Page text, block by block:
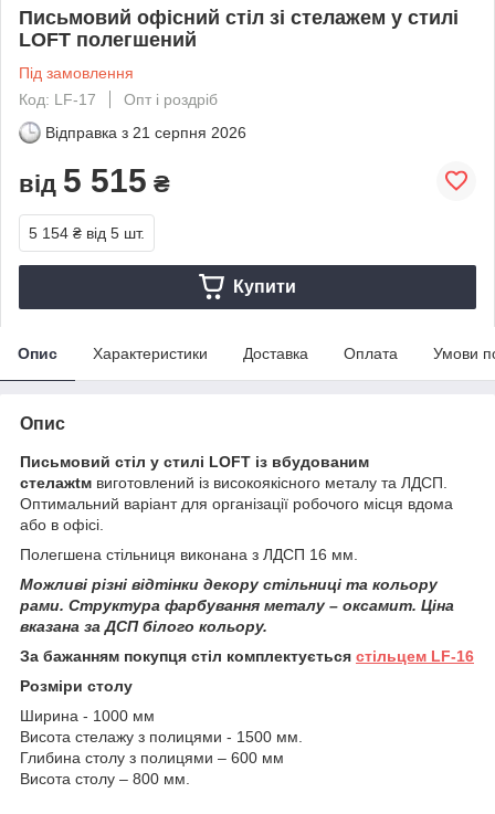
Письмовий офісний стіл зі стелажем у стилі
LOFT полегшений
Під замовлення
Код: LF-17
Опт і роздріб
Відправка з 21 серпня 2026
від 5 515 ₴
5 154 ₴ від 5 шт.
Купити
Опис Характеристики Доставка Оплата Умови
Опис
Письмовий стіл у стилі LOFT із вбудованим
стелажtм виготовлений із високоякісного металу та ЛДСП.
Оптимальний варіант для організації робочого місця вдома
або в офісі.
Полегшена стільниця виконана з ЛДСП 16 мм.
Можливі різні відтінки декору стільниці та кольору
рами. Структура фарбування металу – оксамит. Ціна
вказана за ДСП білого кольору.
За бажанням покупця стіл комплектується стільцем LF-16
Розміри столу
Ширина - 1000 мм
Висота стелажу з полицями - 1500 мм.
Глибина столу з полицями – 600 мм
Висота столу – 800 мм.